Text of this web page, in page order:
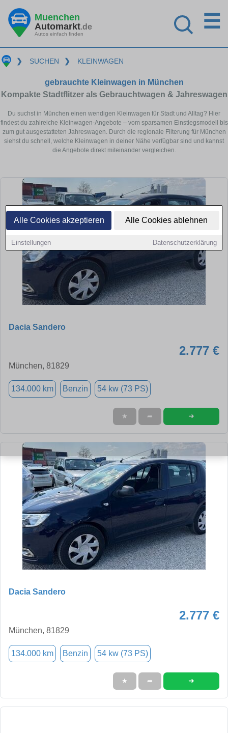
Alle Cookies akzeptieren Alle Cookies ablehnen
Einstellungen Datenschutzerklärung
Muenchen
Automarkt.de
Autos einfach finden
☰
❯ SUCHEN ❯ KLEINWAGEN
gebrauchte Kleinwagen in München
Kompakte Stadtflitzer als Gebrauchtwagen & Jahreswagen
Du suchst in München einen wendigen Kleinwagen für Stadt und Alltag? Hier
findest du zahlreiche Kleinwagen-Angebote – vom sparsamen Einstiegsmodell bis
zum gut ausgestatteten Jahreswagen. Durch die regionale Filterung für München
siehst du schnell, welche Kleinwagen in deiner Nähe verfügbar sind und kannst
die Angebote direkt miteinander vergleichen.
Dacia Sandero
2.777 €
München, 81829
134.000 km Benzin 54 kw (73 PS)
★ ➦ ➜
Dacia Sandero
2.777 €
München, 81829
134.000 km Benzin 54 kw (73 PS)
★ ➦ ➜